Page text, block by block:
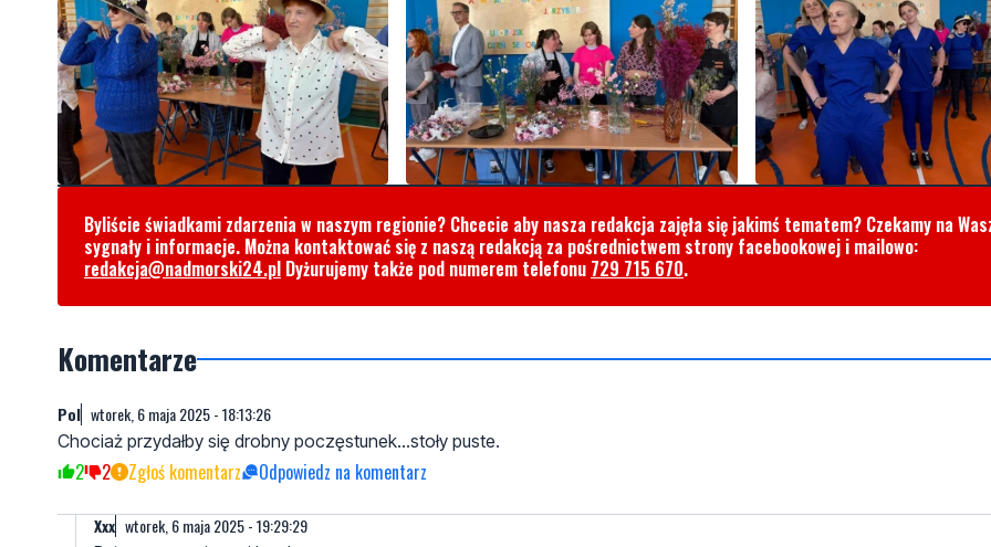
Byliście świadkami zdarzenia w naszym regionie? Chcecie aby nasza redakcja zajęła się jakimś tematem? Czekamy na
sygnały i informacje. Można kontaktować się z naszą redakcją za pośrednictwem strony facebookowej i mailowo:
redakcja@nadmorski24.pl Dyżurujemy także pod numerem telefonu 729 715 670.
Komentarze
Pol wtorek, 6 maja 2025 - 18:13:26
Chociaż przydałby się drobny poczęstunek...stoły puste.
2 2 Zgłoś komentarz Odpowiedz na komentarz
Xxx wtorek, 6 maja 2025 - 19:29:29